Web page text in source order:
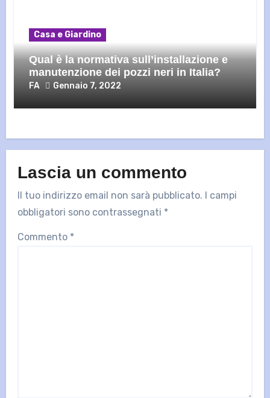
Casa e Giardino
Qual è la normativa sull’installazione e
manutenzione dei pozzi neri in Italia?
FA Gennaio 7, 2022
Lascia un commento
Il tuo indirizzo email non sarà pubblicato.
I campi
obbligatori sono contrassegnati *
Commento *